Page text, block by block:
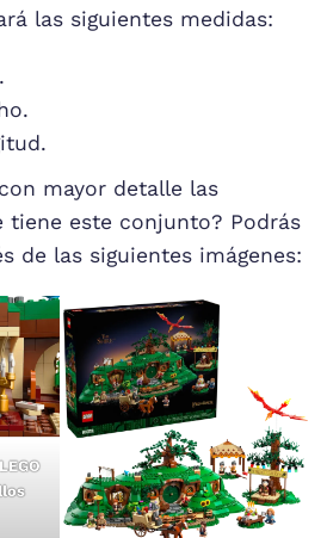
las siguientes medidas:
mayor detalle las
tiene este conjunto? Podrás
de las siguientes imágenes: